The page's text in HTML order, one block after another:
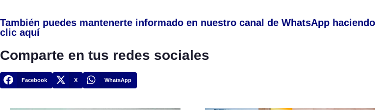
También puedes mantenerte informado en nuestro canal de WhatsApp haciendo
clic aquí
Comparte en tus redes sociales
Facebook X WhatsApp